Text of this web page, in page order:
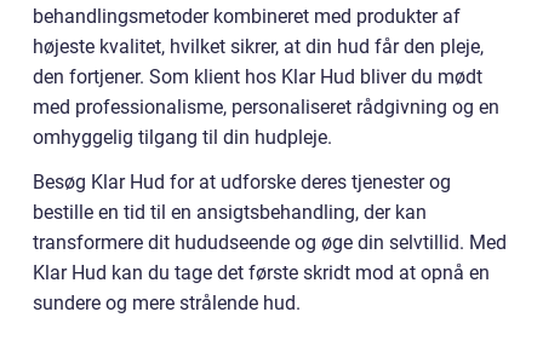
behandlingsmetoder kombineret med produkter af
højeste kvalitet, hvilket sikrer, at din hud får den pleje,
den fortjener. Som klient hos Klar Hud bliver du mødt
med professionalisme, personaliseret rådgivning og en
omhyggelig tilgang til din hudpleje.
Besøg Klar Hud for at udforske deres tjenester og
bestille en tid til en ansigtsbehandling, der kan
transformere dit hududseende og øge din selvtillid. Med
Klar Hud kan du tage det første skridt mod at opnå en
sundere og mere strålende hud.